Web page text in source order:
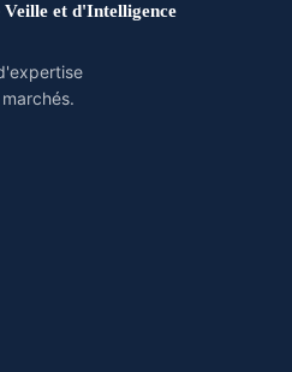
et d'Intelligence